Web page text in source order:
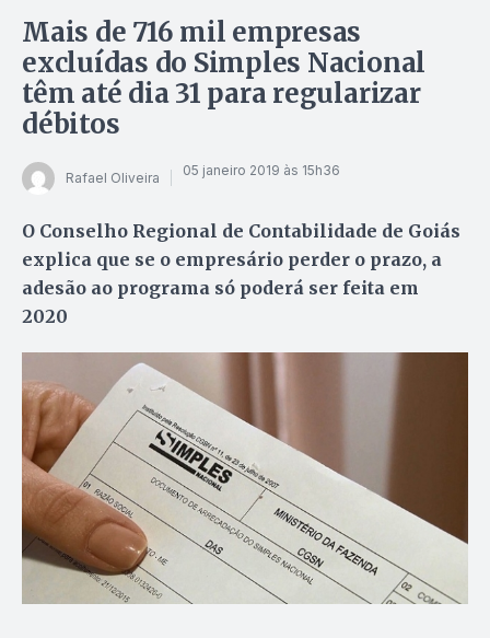
Mais de 716 mil empresas
excluídas do Simples Nacional
têm até dia 31 para regularizar
débitos
Rafael Oliveira 05 janeiro 2019 às 15h36
O Conselho Regional de Contabilidade de Goiás
explica que se o empresário perder o prazo, a
adesão ao programa só poderá ser feita em
2020